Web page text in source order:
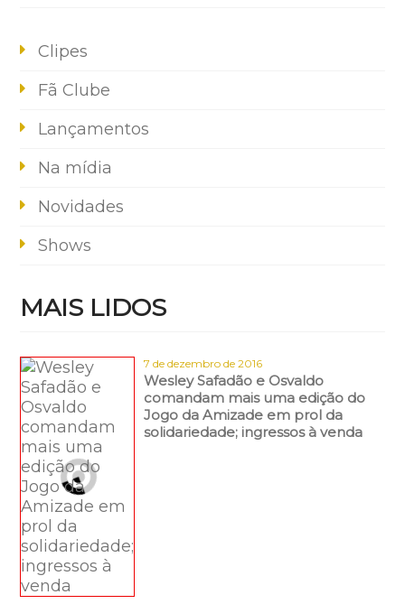
Clipes
Fã Clube
Lançamentos
Na mídia
Novidades
Shows
MAIS LIDOS
7 de dezembro de 2016
Wesley Safadão e Osvaldo
comandam mais uma edição do
Jogo da Amizade em prol da
solidariedade; ingressos à venda